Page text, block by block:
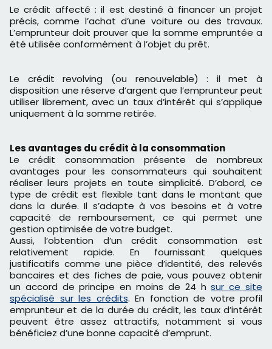
Le crédit affecté : il est destiné à financer un projet
précis, comme l’achat d’une voiture ou des travaux.
L’emprunteur doit prouver que la somme empruntée a
été utilisée conformément à l’objet du prêt.
Le crédit revolving (ou renouvelable) : il met à
disposition une réserve d’argent que l’emprunteur peut
utiliser librement, avec un taux d’intérêt qui s’applique
uniquement à la somme retirée.
Les avantages du crédit à la consommation
Le crédit consommation présente de nombreux
avantages pour les consommateurs qui souhaitent
réaliser leurs projets en toute simplicité. D’abord, ce
type de crédit est flexible tant dans le montant que
dans la durée. Il s’adapte à vos besoins et à votre
capacité de remboursement, ce qui permet une
gestion optimisée de votre budget.
Aussi, l’obtention d’un crédit consommation est
relativement rapide. En fournissant quelques
justificatifs comme une pièce d’identité, des relevés
bancaires et des fiches de paie, vous pouvez obtenir
un accord de principe en moins de 24 hsur ce site
spécialisé sur les crédits. En fonction de votre profil
emprunteur et de la durée du crédit, les taux d’intérêt
peuvent être assez attractifs, notamment si vous
bénéficiez d’une bonne capacité d’emprunt.